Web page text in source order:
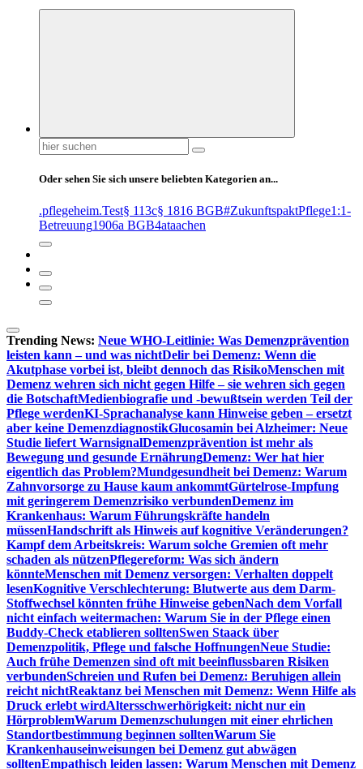
Suchen
nach:
Oder sehen Sie sich unsere beliebten Kategorien an...
.pflegeheim.Test§ 113c§ 1816 BGB#ZukunftspaktPflege1:1-
Betreuung1906a BGB4ataachen
Trending News: Neue WHO-Leitlinie: Was Demenzprävention
leisten kann – und was nichtDelir bei Demenz: Wenn die
Akutphase vorbei ist, bleibt dennoch das RisikoMenschen mit
Demenz wehren sich nicht gegen Hilfe – sie wehren sich gegen
die BotschaftMedienbiografie und -bewußtsein werden Teil der
Pflege werdenKI-Sprachanalyse kann Hinweise geben – ersetzt
aber keine DemenzdiagnostikGlucosamin bei Alzheimer: Neue
Studie liefert WarnsignalDemenzprävention ist mehr als
Bewegung und gesunde ErnährungDemenz: Wer hat hier
eigentlich das Problem?Mundgesundheit bei Demenz: Warum
Zahnvorsorge zu Hause kaum ankommtGürtelrose-Impfung
mit geringerem Demenzrisiko verbundenDemenz im
Krankenhaus: Warum Führungskräfte handeln
müssenHandschrift als Hinweis auf kognitive Veränderungen?
Kampf dem Arbeitskreis: Warum solche Gremien oft mehr
schaden als nützenPflegereform: Was sich ändern
könnteMenschen mit Demenz versorgen: Verhalten doppelt
lesenKognitive Verschlechterung: Blutwerte aus dem Darm-
Stoffwechsel könnten frühe Hinweise gebenNach dem Vorfall
nicht einfach weitermachen: Warum Sie in der Pflege einen
Buddy-Check etablieren solltenSwen Staack über
Demenzpolitik, Pflege und falsche HoffnungenNeue Studie:
Auch frühe Demenzen sind oft mit beeinflussbaren Risiken
verbundenSchreien und Rufen bei Demenz: Beruhigen allein
reicht nichtReaktanz bei Menschen mit Demenz: Wenn Hilfe als
Druck erlebt wirdAltersschwerhörigkeit: nicht nur ein
HörproblemWarum Demenzschulungen mit einer ehrlichen
Standortbestimmung beginnen solltenWarum Sie
Krankenhauseinweisungen bei Demenz gut abwägen
solltenEmpathisch leiden lassen: Warum Menschen mit Demenz